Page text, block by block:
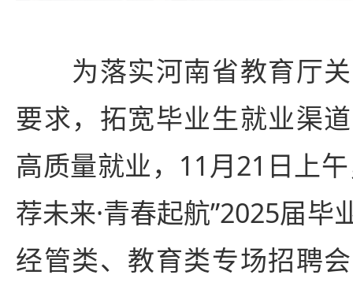
为落实河南省教育厅关
要求，拓宽毕业生就业渠
高质量就业，11月21日上
荐未来·青春起航”2025届毕
经管类、教育类专场招聘